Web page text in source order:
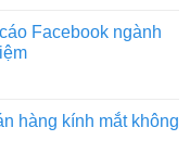
Facebook ngành
hàng kính mắt không